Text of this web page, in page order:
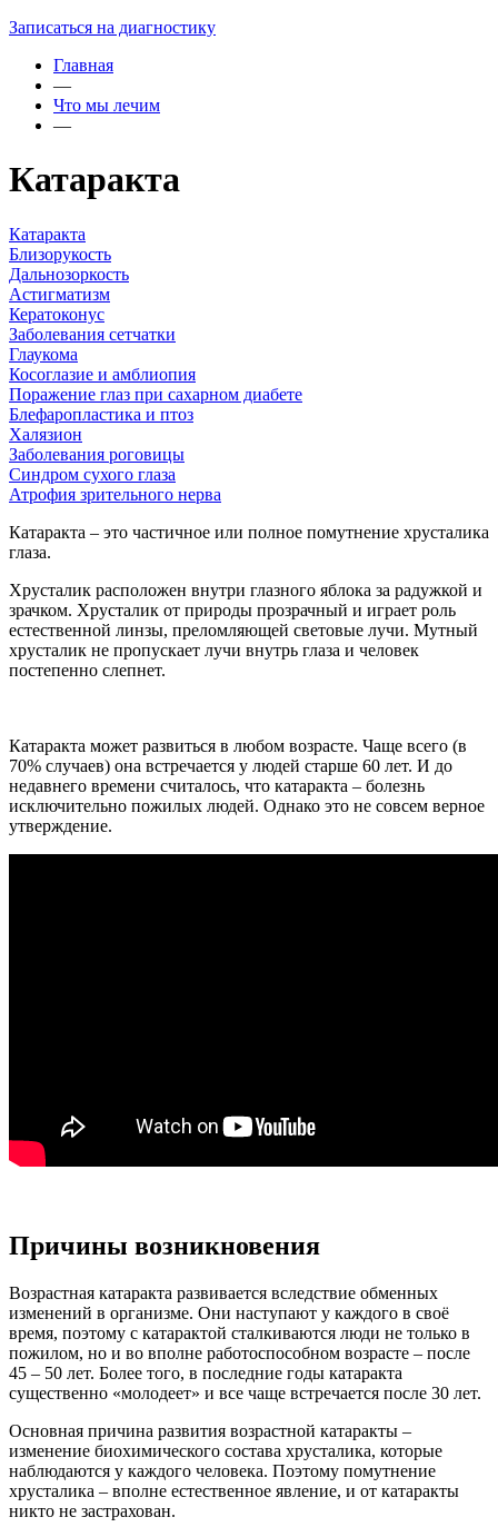
Записаться на диагностику
Главная
—
Что мы лечим
—
Катаракта
Катаракта
Близорукость
Дальнозоркость
Астигматизм
Кератоконус
Заболевания сетчатки
Глаукома
Косоглазие и амблиопия
Поражение глаз при сахарном диабете
Блефаропластика и птоз
Халязион
Заболевания роговицы
Синдром сухого глаза
Атрофия зрительного нерва
Катаракта – это частичное или полное помутнение хрусталика
глаза.
Хрусталик расположен внутри глазного яблока за радужкой и
зрачком. Хрусталик от природы прозрачный и играет роль
естественной линзы, преломляющей световые лучи. Мутный
хрусталик не пропускает лучи внутрь глаза и человек
постепенно слепнет.
Катаракта может развиться в любом возрасте. Чаще всего (в
70% случаев) она встречается у людей старше 60 лет. И до
недавнего времени считалось, что катаракта – болезнь
исключительно пожилых людей. Однако это не совсем верное
утверждение.
Причины возникновения
Возрастная катаракта развивается вследствие обменных
изменений в организме. Они наступают у каждого в своё
время, поэтому с катарактой сталкиваются люди не только в
пожилом, но и во вполне работоспособном возрасте – после
45 – 50 лет. Более того, в последние годы катаракта
существенно «молодеет» и все чаще встречается после 30 лет.
Основная причина развития возрастной катаракты –
изменение биохимического состава хрусталика, которые
наблюдаются у каждого человека. Поэтому помутнение
хрусталика – вполне естественное явление, и от катаракты
никто не застрахован.